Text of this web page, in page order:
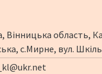
Вінницька область,
с.Мирне, вул.